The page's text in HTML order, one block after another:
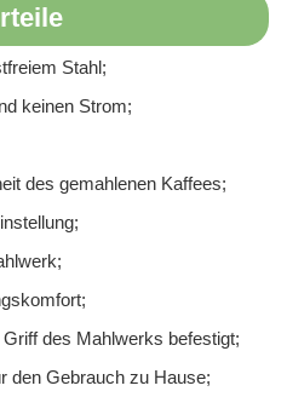
Stahl;
keinen Strom;
des gemahlenen Kaffees;
des Mahlwerks befestigt;
den Gebrauch zu Hause;